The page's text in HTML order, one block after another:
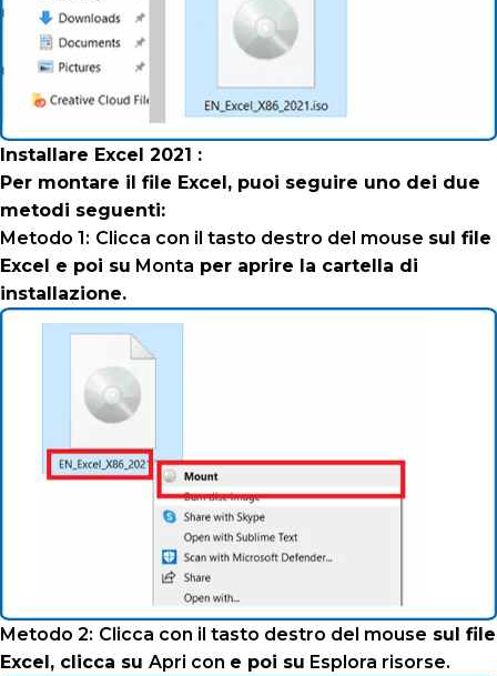
Installare Excel 2021 :
Per montare il file Excel, puoi seguire uno dei due
metodi seguenti:
Metodo 1: Clicca con il tasto destro del mouse sul file
Excel e poi su Monta per aprire la cartella di
installazione.
Metodo 2: Clicca con il tasto destro del mouse sul file
Excel, clicca su Apri con e poi su Esplora risorse.